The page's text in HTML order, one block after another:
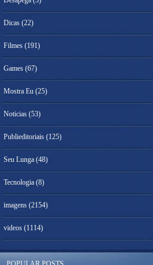
Dicas (22)
Filmes (191)
Games (67)
Mostra Eu (25)
Noticias (53)
Publieditoriais (125)
Seu Lunga (48)
Tecnologia (8)
imagens (2154)
videos (1114)